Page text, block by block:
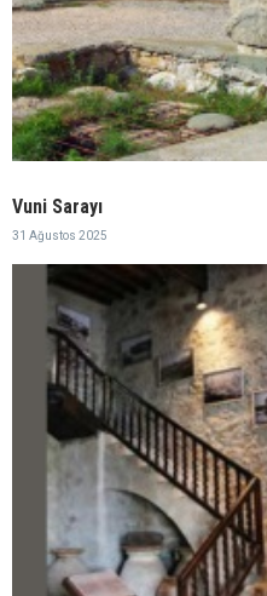
Vuni Sarayı
31 Ağustos 2025